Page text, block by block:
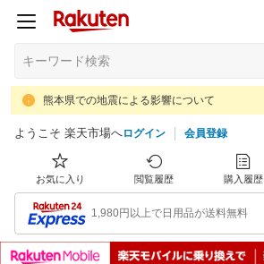
熊本県での地震による影響について
ようこそ 楽天市場へログイン 会員登録
お気に入り 閲覧履歴 購入履歴
1,980円以上で日用品が送料無料